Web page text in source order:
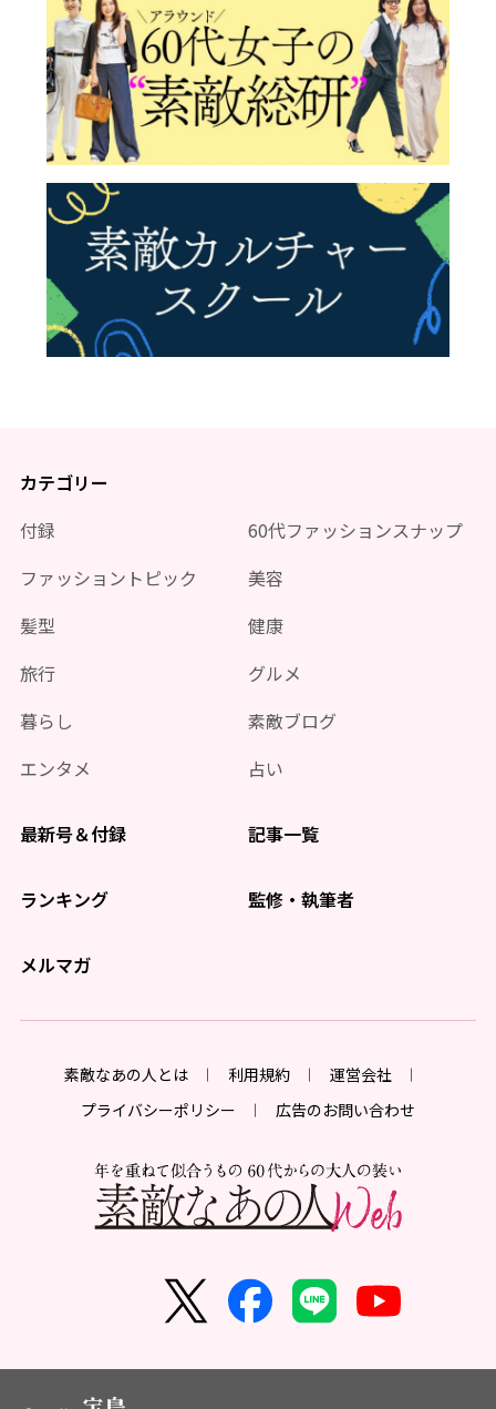
カテゴリー
付録
60代ファッションスナップ
ファッショントピック
美容
髪型
健康
旅行
グルメ
暮らし
素敵ブログ
エンタメ
占い
最新号＆付録 記事一覧
ランキング 監修・執筆者
メルマガ
素敵なあの人とは 利用規約
運営会社
プライバシーポリシー
広告のお問い合わせ